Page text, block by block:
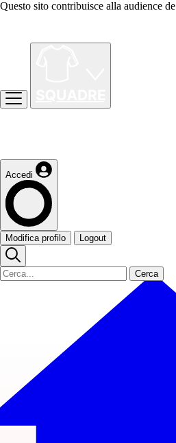
Questo sito contribuisce alla audience de
Accedi
Modifica profilo Logout
Cerca